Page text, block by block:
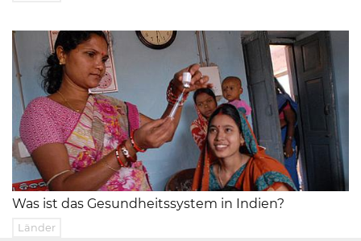
Was ist das Gesundheitssystem in Indien?
Länder